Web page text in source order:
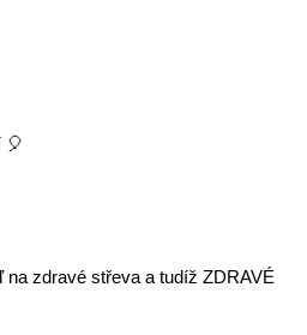
🎈
zdravé střeva a tudíž ZDRAVÉ